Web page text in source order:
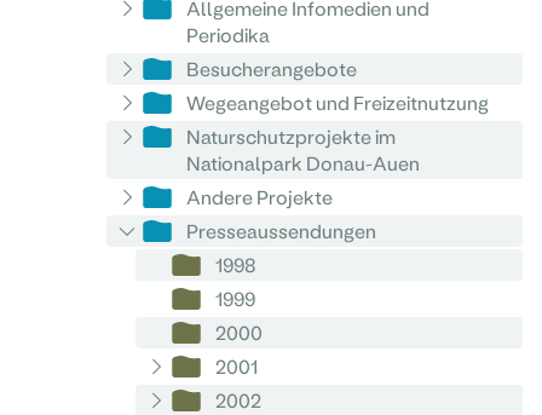
Allgemeine Infomedien und
Periodika
Besucherangebote
Wegeangebot und Freizeitnutzung
Naturschutzprojekte im
Nationalpark Donau-Auen
Andere Projekte
Presseaussendungen
1998
1999
2000
2001
2002